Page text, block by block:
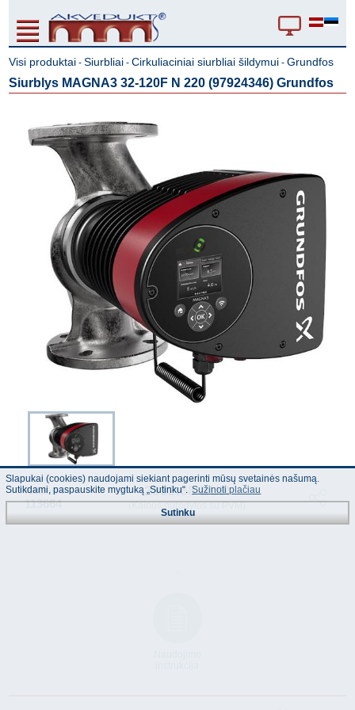
Visi produktai -Siurbliai -Cirkuliaciniai siurbliai šildymui -Grundfos
Siurblys MAGNA3 32-120F N 220 (97924346) Grundfos
Kodas :
113664
2332.68 EUR
(Kainos nurodytos su PVM)
Slapukai (cookies) naudojami siekiant pagerinti mūsų svetainės našumą.
Sutikdami, paspauskite mygtuką „Sutinku“. Sužinoti plačiau
Sutinku